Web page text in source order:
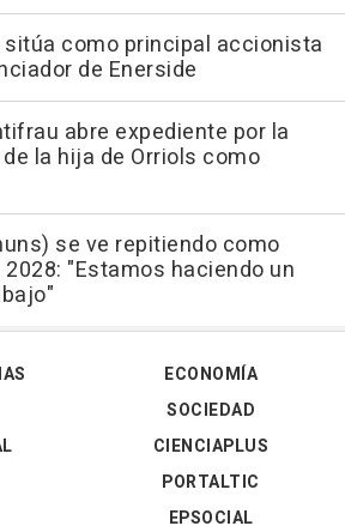
sitúa como principal accionista
de Enerside
abre expediente por la
la hija de Orriols como
se ve repitiendo como
"Estamos haciendo un
ECONOMÍA
SOCIEDAD
CIENCIAPLUS
PORTALTIC
EPSOCIAL